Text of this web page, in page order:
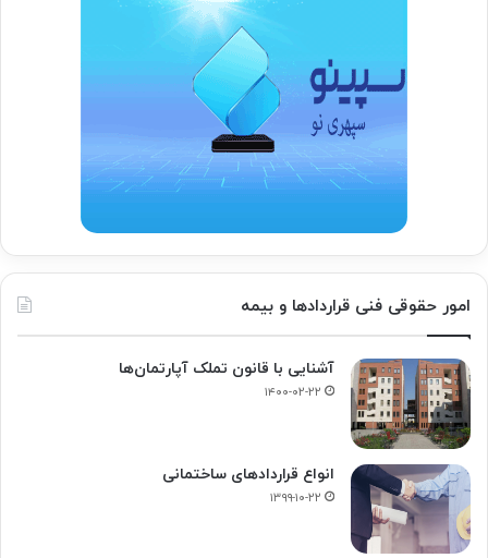
امور حقوقی فنی قراردادها و بیمه
آشنایی با قانون تملک آپارتمان‌ها
۱۴۰۰-۰۲-۲۲
انواع قراردادهای ساختمانی
۱۳۹۹-۱۰-۲۲